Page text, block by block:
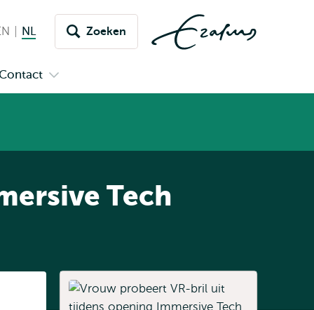
English
NLNederlands huidige taal
Zoeken
Tech